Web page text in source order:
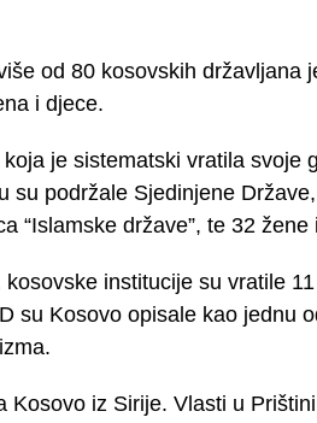
od 80 kosovskih državljana
i djece.
je sistematski vratila svoje
su podržale Sjedinjene
“Islamske države”, te 32 žene
institucije su vratile
su Kosovo opisale kao jednu
iz Sirije. Vlasti u